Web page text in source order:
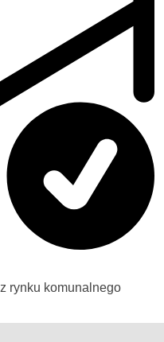
rynku komunalnego